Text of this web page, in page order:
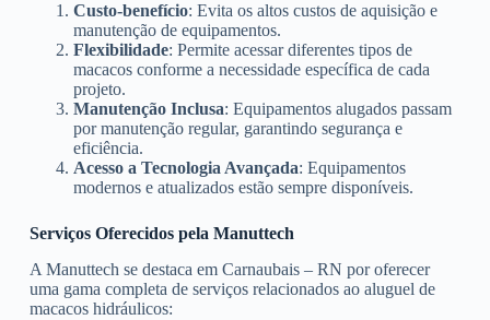
Custo-benefício: Evita os altos custos de aquisição e
manutenção de equipamentos.
Flexibilidade: Permite acessar diferentes tipos de
macacos conforme a necessidade específica de cada
projeto.
Manutenção Inclusa: Equipamentos alugados passam
por manutenção regular, garantindo segurança e
eficiência.
Acesso a Tecnologia Avançada: Equipamentos
modernos e atualizados estão sempre disponíveis.
Serviços Oferecidos pela Manuttech
A Manuttech se destaca em Carnaubais – RN por oferecer
uma gama completa de serviços relacionados ao aluguel de
macacos hidráulicos: